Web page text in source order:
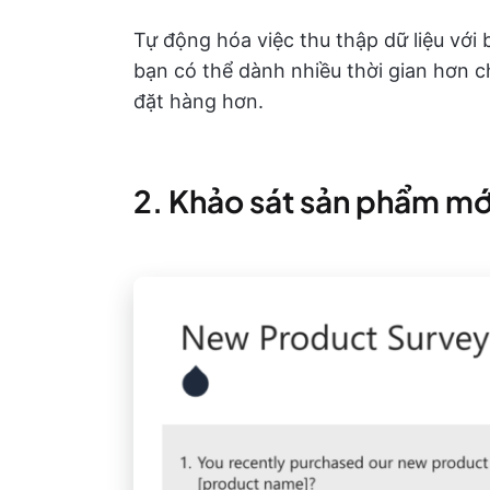
Tự động hóa việc thu thập dữ liệu với
bạn có thể dành nhiều thời gian hơn
đặt hàng hơn.
2. Khảo sát sản phẩm